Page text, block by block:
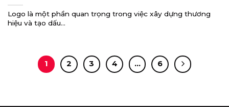
Logo là một phần quan trọng trong việc xây dựng thương
hiệu và tạo dấu...
1 2 3 4 … 6